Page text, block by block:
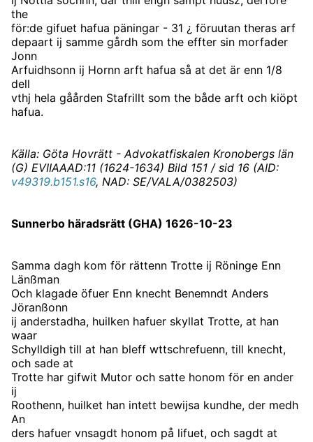
the
för:de gifuet hafua päningar - 31 ¿ föruutan theras arf
depaart ij samme gårdh som the effter sin morfader
Jonn
Arfuidhsonn ij Hornn arft hafua så at det är enn 1/8
dell
vthj hela gåården Stafrillt som the både arft och kiöpt
hafua.
Källa: Göta Hovrätt - Advokatfiskalen Kronobergs län
(G) EVIIAAAD:11 (1624-1634) Bild 151 / sid 16 (AID:
v49319.b151.s16, NAD: SE/VALA/0382503)
Sunnerbo häradsrätt (GHA) 1626-10-23
Samma dagh kom för rättenn Trotte ij Röninge Enn
Länßman
Och klagade öfuer Enn knecht Benemndt Anders
Jöranßonn
ij anderstadha, huilken hafuer skyllat Trotte, at han
waar
Schylldigh till at han bleff wttschrefuenn, till knecht,
och sade at
Trotte har gifwit Mutor och satte honom för en ander
ij
Roothenn, huilket han intett bewijsa kundhe, der medh
An
ders hafuer vnsagdt honom på lifuet, och sagdt at